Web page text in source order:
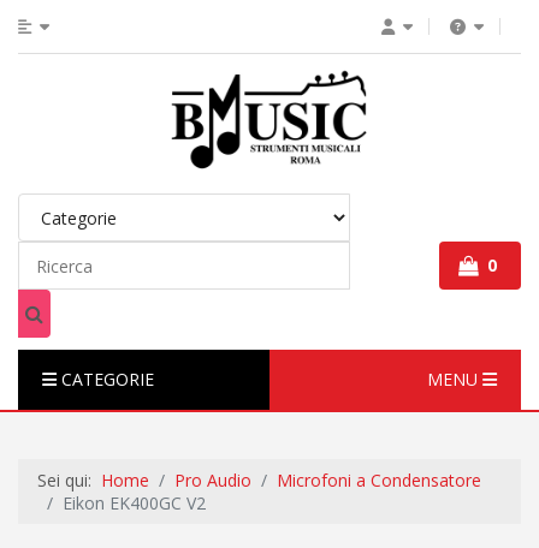
0
CATEGORIE MENU
Sei qui: Home Pro Audio
Microfoni a Condensatore
Eikon EK400GC V2